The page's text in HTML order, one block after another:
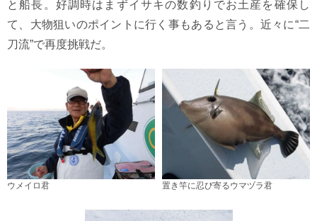
と船長。好調時はまずイサキの数釣りでお土産を確保し
て、大物狙いのポイントに行く事もあると言う。近々に“二
刀流”で再度挑戦だ。
ウメイロ君 置き竿に忍び寄るウマヅラ君